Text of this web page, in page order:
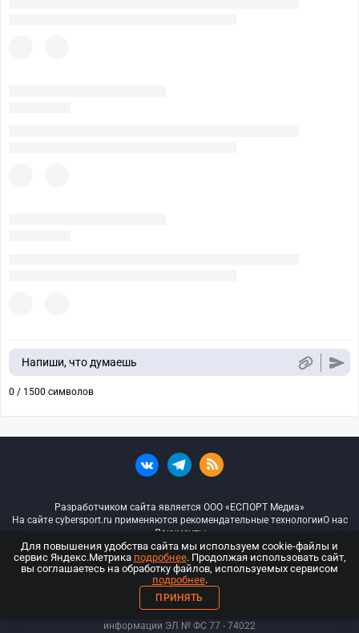
Напиши, что думаешь
0 / 1500 символов
Разработчиком сайта является ООО «ЕСПОРТ Медиа»
На сайте cybersport.ru применяются рекомендательные технологииО нас
Документы
© ООО «Киберспорт.ру» — Все права защищены
18+
ООО «Киберспорт.ру». Свидетельство о регистрации средств массовой
информации ЭЛ № ФС 77 - 74022
Для повышения удобства сайта мы используем cookie-файлы и
сервис Яндекс.Метрика подробнее. Продолжая использовать сайт,
вы соглашаетесь на обработку файлов, используемых сервисом
подробнее.
ПРИНЯТЬ